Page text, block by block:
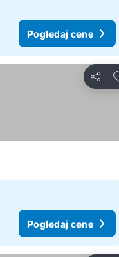
Pogledaj cene
Deli
Pogledaj cene